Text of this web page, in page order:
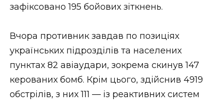
НОВИНИ ЗАХІДНОЇ УКРАЇНИ
зафіксовано 195 бойових зіткнень.
Вчора противник завдав по позиціях
українських підрозділів та населених
пунктах 82 авіаудари, зокрема скинув 147
керованих бомб. Крім цього, здійснив 4919
обстрілів, з них 111 — із реактивних систем